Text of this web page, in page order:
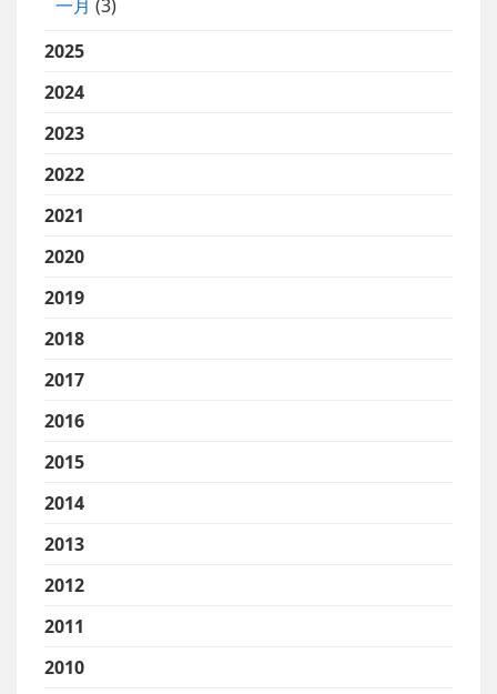
一月 (3)
2025
2024
2023
2022
2021
2020
2019
2018
2017
2016
2015
2014
2013
2012
2011
2010